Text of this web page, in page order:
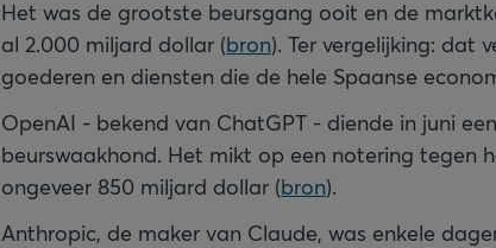
Het was de grootste beursgang ooit en de
al 2.000 miljard dollar (bron). Ter vergelijking: dat
goederen en diensten die de hele Spaanse
OpenAI - bekend van ChatGPT - diende in juni
beurswaakhond. Het mikt op een notering tegen
ongeveer 850 miljard dollar (bron).
Anthropic, de maker van Claude, was enkele